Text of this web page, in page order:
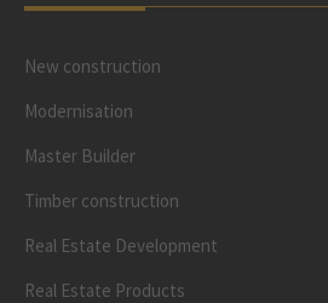
New construction
Modernisation
Master Builder
Timber construction
Real Estate Development
Real Estate Products